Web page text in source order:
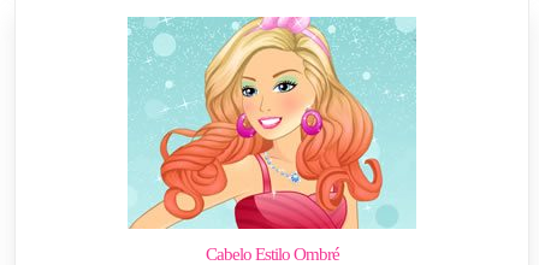
Cabelo Estilo Ombré